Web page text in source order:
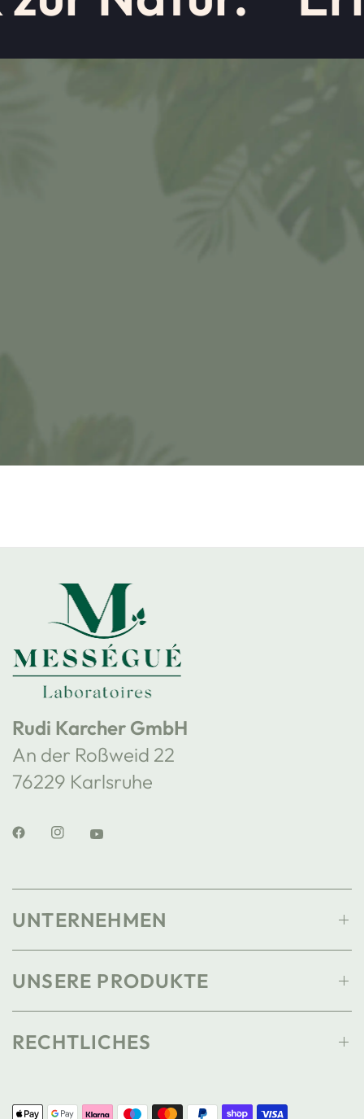
Rudi Karcher GmbH
An der Roßweid 22
76229 Karlsruhe
UNTERNEHMEN
UNSERE PRODUKTE
RECHTLICHES